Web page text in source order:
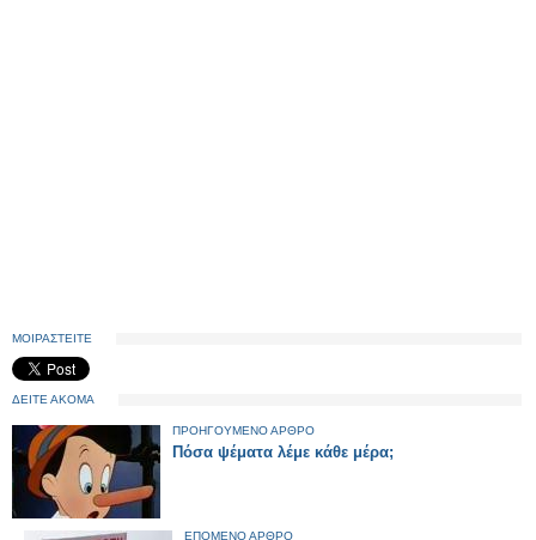
ΜΟΙΡΑΣΤΕΙΤΕ
ΔΕΙΤΕ ΑΚΟΜΑ
ΠΡΟΗΓΟΥΜΕΝΟ ΑΡΘΡΟ
Πόσα ψέματα λέμε κάθε μέρα;
ΕΠΟΜΕΝΟ ΑΡΘΡΟ